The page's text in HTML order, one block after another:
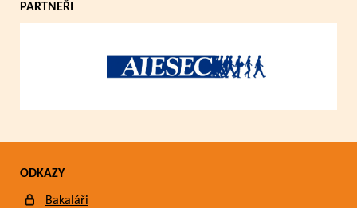
PARTNEŘI
ODKAZY
Bakaláři